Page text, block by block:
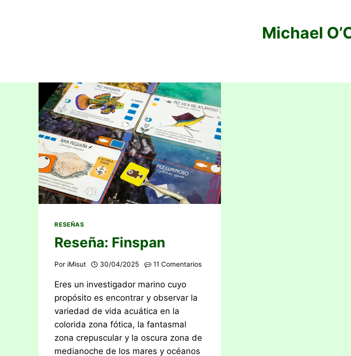
Michael
RESEÑAS
Reseña: Finspan
Por iMisut 30/04/2025 11 Comentarios
Eres un investigador marino cuyo
propósito es encontrar y observar la
variedad de vida acuática en la
colorida zona fótica, la fantasmal
zona crepuscular y la oscura zona de
medianoche de los mares y océanos